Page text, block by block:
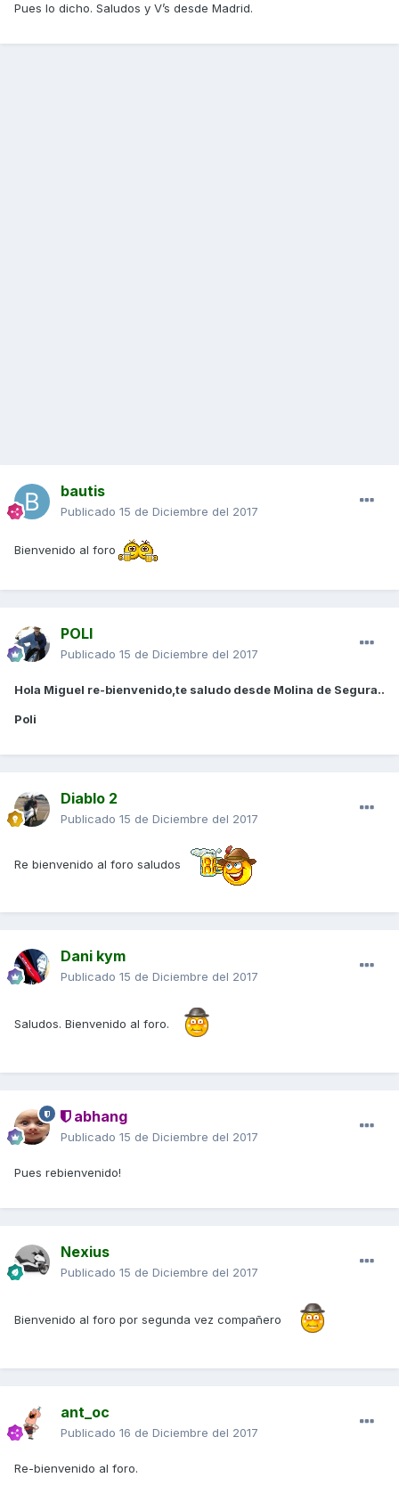
Pues lo dicho. Saludos y V’s desde Madrid.
bautis
Publicado 15 de Diciembre del 2017
Bienvenido al foro
POLI
Publicado 15 de Diciembre del 2017
Hola Miguel re-bienvenido,te saludo desde Molina de Segura..
Poli
Diablo 2
Publicado 15 de Diciembre del 2017
Re bienvenido al foro saludos
Dani kym
Publicado 15 de Diciembre del 2017
Saludos. Bienvenido al foro.
abhang
Publicado 15 de Diciembre del 2017
Pues rebienvenido!
Nexius
Publicado 15 de Diciembre del 2017
Bienvenido al foro por segunda vez compañero
ant_oc
Publicado 16 de Diciembre del 2017
Re-bienvenido al foro.